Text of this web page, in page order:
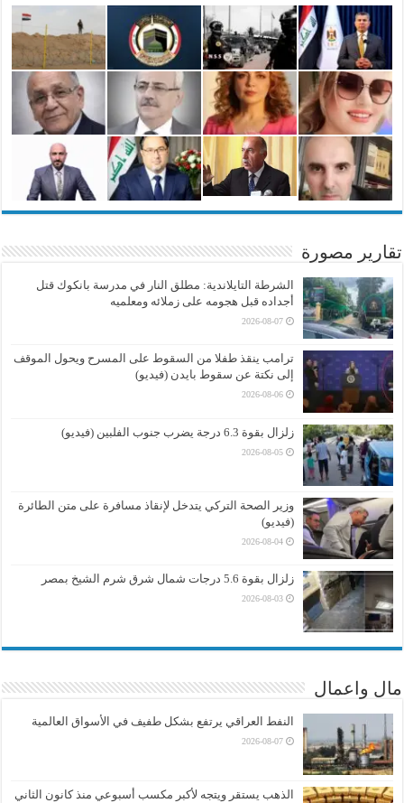
تقارير مصورة
الشرطة التايلاندية: مطلق النار في مدرسة بانكوك قتل
أجداده قبل هجومه على زملائه ومعلميه
2026-08-07
ترامب ينقذ طفلا من السقوط على المسرح ويحول الموقف
إلى نكتة عن سقوط بايدن (فيديو)
2026-08-06
زلزال بقوة 6.3 درجة يضرب جنوب الفلبين (فيديو)
2026-08-05
وزير الصحة التركي يتدخل لإنقاذ مسافرة على متن الطائرة
(فيديو)
2026-08-04
زلزال بقوة 5.6 درجات شمال شرق شرم الشيخ بمصر
2026-08-03
مال واعمال
النفط العراقي يرتفع بشكل طفيف في الأسواق العالمية
2026-08-07
الذهب يستقر ويتجه لأكبر مكسب أسبوعي منذ كانون الثاني